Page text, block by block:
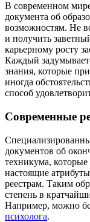
В современном
документа об
возможностям. Не
и получить
карьерному росту
Каждый
знания, которые
иногда
способ
Современные
документов об
техникума,
настоящие
реестрам. Таким
степень в
Например, можно
психолога.